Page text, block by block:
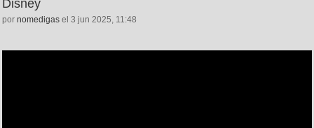
Disney
por nomedigas el 3 jun 2025, 11:48